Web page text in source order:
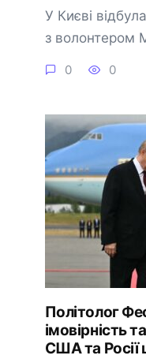
У Києві
з волонтером
0 0
Політолог
імовірність
США та Росії